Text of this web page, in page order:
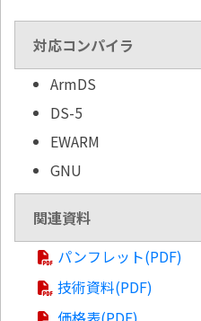
対応コンパイラ
ArmDS
DS-5
EWARM
GNU
関連資料
パンフレット(PDF)
技術資料(PDF)